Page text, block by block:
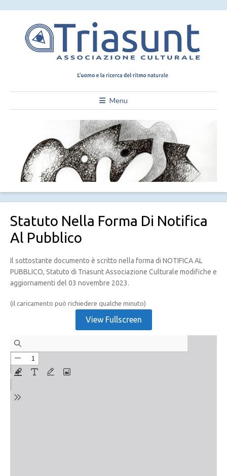
Menu
Statuto Nella Forma Di Notifica
Al Pubblico
Il sottostante documento è scritto nella forma di NOTIFICA AL
PUBBLICO, Statuto di Triasunt Associazione Culturale modifiche e
aggiornamenti del 03 novembre 2023.
(il caricamento può richiedere qualche minuto)
View Fullscreen